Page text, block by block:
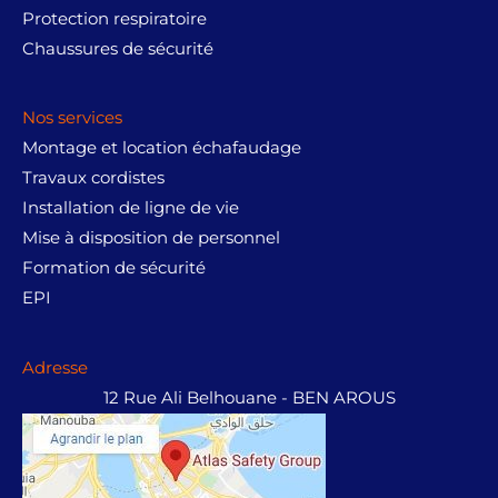
Protection respiratoire
Chaussures de sécurité
Nos services
Montage et location échafaudage
Travaux cordistes
Installation de ligne de vie
Mise à disposition de personnel
Formation de sécurité
EPI
Adresse
12 Rue Ali Belhouane - BEN AROUS